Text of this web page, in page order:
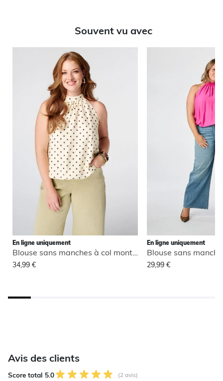
Souvent vu avec
En ligne uniquement
34,99 €
En ligne uniquement
29,99 €
Avis des clients
Score total 5.0 (2 avis)